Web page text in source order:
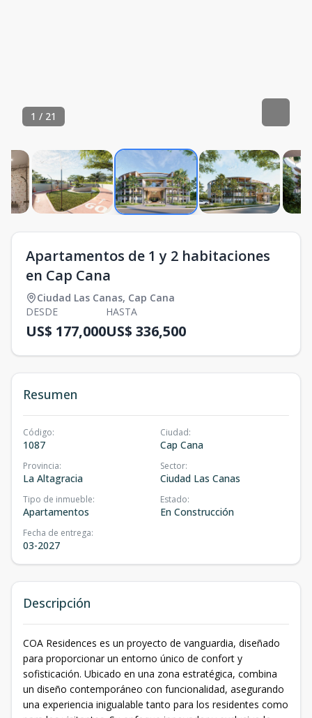
1 / 21
Apartamentos de 1 y 2 habitaciones
en Cap Cana
Ciudad Las Canas, Cap Cana
DESDE
US$ 177,000
HASTA
US$ 336,500
Resumen
Código:
1087
Ciudad:
Cap Cana
Provincia:
La Altagracia
Sector:
Ciudad Las Canas
Tipo de inmueble:
Apartamentos
Estado:
En Construcción
Fecha de entrega:
03-2027
Descripción
COA Residences es un proyecto de vanguardia, diseñado
para proporcionar un entorno único de confort y
sofisticación. Ubicado en una zona estratégica, combina
un diseño contemporáneo con funcionalidad, asegurando
una experiencia inigualable tanto para los residentes como